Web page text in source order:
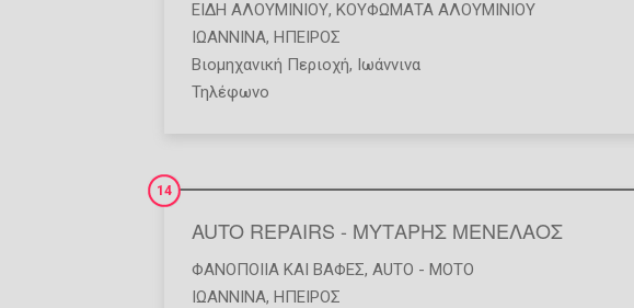
ΕΊΔΗ ΑΛΟΥΜΙΝΊΟΥ, ΚΟΥΦΏΜΑΤΑ ΑΛΟΥΜΙΝΊΟΥ
ΙΩΑΝΝΙΝΑ, ΗΠΕΙΡΟΣ
Βιομηχανική Περιοχή, Ιωάννινα
Τηλέφωνο
AUTO REPAIRS - ΜΥΤΑΡΗΣ ΜΕΝΕΛΑΟΣ
14
ΦΑΝΟΠΟΙΊΑ ΚΑΙ ΒΑΦΈΣ, AUTO - MOTO
ΙΩΑΝΝΙΝΑ, ΗΠΕΙΡΟΣ